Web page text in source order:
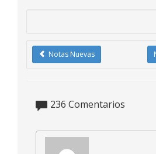
Notas Nuevas
236 Comentarios